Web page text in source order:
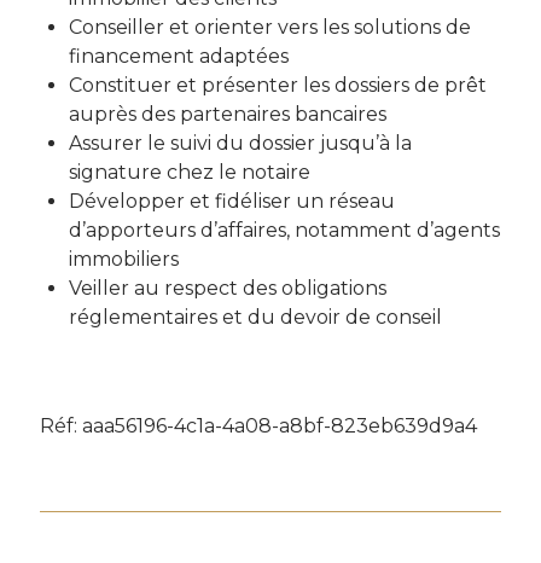
Conseiller et orienter vers les solutions de
financement adaptées
Constituer et présenter les dossiers de prêt
auprès des partenaires bancaires
Assurer le suivi du dossier jusqu’à la
signature chez le notaire
Développer et fidéliser un réseau
d’apporteurs d’affaires, notamment d’agents
immobiliers
Veiller au respect des obligations
réglementaires et du devoir de conseil
Réf: aaa56196-4c1a-4a08-a8bf-823eb639d9a4